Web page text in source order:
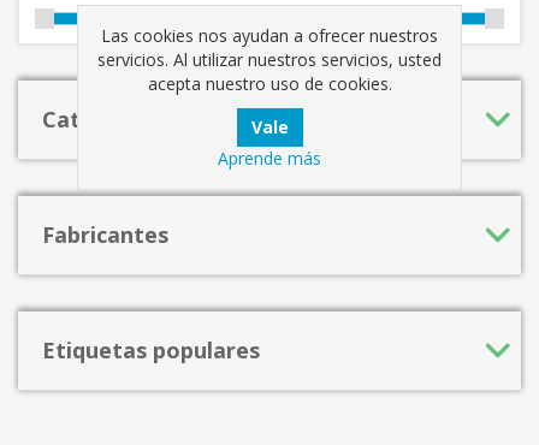
Categorías
Fabricantes
Etiquetas populares
Las cookies nos ayudan a ofrecer nuestros
servicios. Al utilizar nuestros servicios, usted
acepta nuestro uso de cookies.
Aprende más